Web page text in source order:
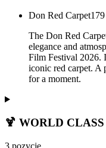
Don Red Carpet179
The Don Red
elegance and
Film Festival 2026.
iconic red carpet. A
for a moment.
🍹 WORLD CLASS
3 pozycje